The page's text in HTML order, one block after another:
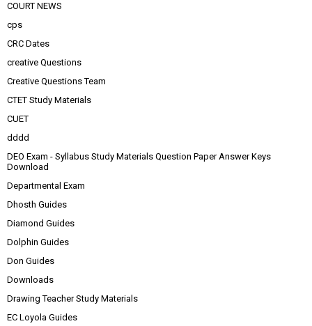
COURT NEWS
cps
CRC Dates
creative Questions
Creative Questions Team
CTET Study Materials
CUET
dddd
DEO Exam - Syllabus Study Materials Question Paper Answer Keys
Download
Departmental Exam
Dhosth Guides
Diamond Guides
Dolphin Guides
Don Guides
Downloads
Drawing Teacher Study Materials
EC Loyola Guides